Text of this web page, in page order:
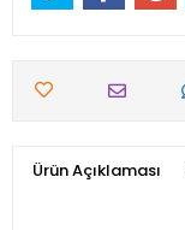
Ürün Açıklaması